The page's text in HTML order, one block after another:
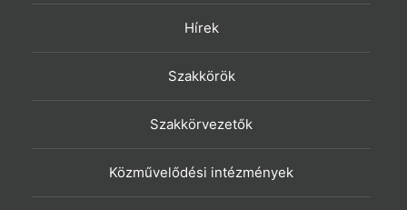
Hírek
Szakkörök
Szakkörvezetők
Közművelődési intézmények